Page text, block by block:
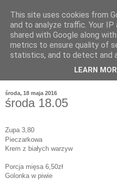
środa, 18 maja 2016
środa 18.05
Zupa 3,80
Pieczarkowa
Krem z białych warzyw
Porcja mięsa 6,50zł
Golonka w piwie
This site uses cookies from
and to analyze traffic. Your
shared with Google along
metrics to ensure quality of
statistics, and to detect and
LEARN